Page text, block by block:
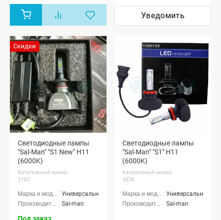
Уведомить
Скидки
Светодиодные лампы
"Sal-Man" "S1 New" H11
(6000K)
Каталожный номер:
2107
Универсальные
Sal-man
Светодиодные лампы
"Sal-Man" "S1" H11
(6000K)
Каталожный номер:
3576
Универсальные
Sal-man